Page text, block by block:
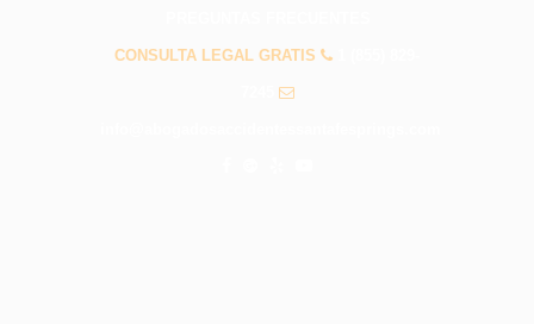
CONSULTA LEGAL GRATIS